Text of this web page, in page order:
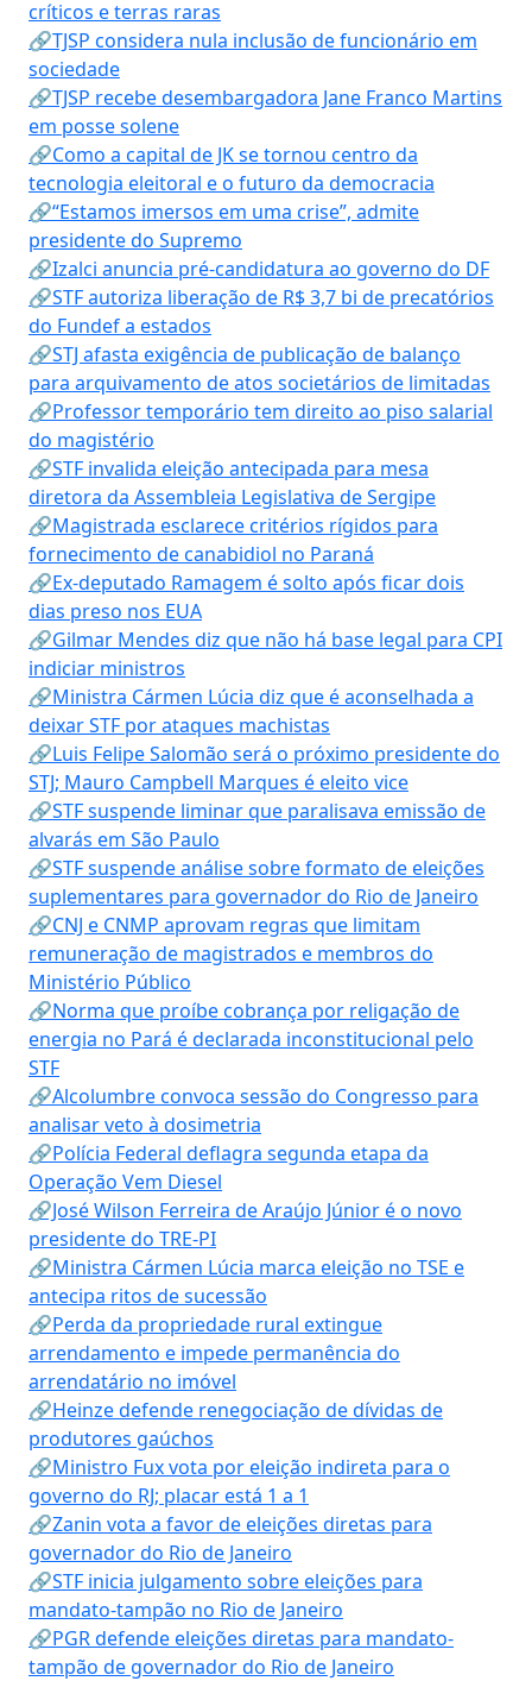
críticos e terras raras
🔗TJSP considera nula inclusão de funcionário em
sociedade
🔗TJSP recebe desembargadora Jane Franco Martins
em posse solene
🔗Como a capital de JK se tornou centro da
tecnologia eleitoral e o futuro da democracia
🔗“Estamos imersos em uma crise”, admite
presidente do Supremo
🔗Izalci anuncia pré-candidatura ao governo do DF
🔗STF autoriza liberação de R$ 3,7 bi de precatórios
do Fundef a estados
🔗STJ afasta exigência de publicação de balanço
para arquivamento de atos societários de limitadas
🔗Professor temporário tem direito ao piso salarial
do magistério
🔗STF invalida eleição antecipada para mesa
diretora da Assembleia Legislativa de Sergipe
🔗Magistrada esclarece critérios rígidos para
fornecimento de canabidiol no Paraná
🔗Ex-deputado Ramagem é solto após ficar dois
dias preso nos EUA
🔗Gilmar Mendes diz que não há base legal para CPI
indiciar ministros
🔗Ministra Cármen Lúcia diz que é aconselhada a
deixar STF por ataques machistas
🔗Luis Felipe Salomão será o próximo presidente do
STJ; Mauro Campbell Marques é eleito vice
🔗STF suspende liminar que paralisava emissão de
alvarás em São Paulo
🔗STF suspende análise sobre formato de eleições
suplementares para governador do Rio de Janeiro
🔗CNJ e CNMP aprovam regras que limitam
remuneração de magistrados e membros do
Ministério Público
🔗Norma que proíbe cobrança por religação de
energia no Pará é declarada inconstitucional pelo
STF
🔗Alcolumbre convoca sessão do Congresso para
analisar veto à dosimetria
🔗Polícia Federal deflagra segunda etapa da
Operação Vem Diesel
🔗José Wilson Ferreira de Araújo Júnior é o novo
presidente do TRE-PI
🔗Ministra Cármen Lúcia marca eleição no TSE e
antecipa ritos de sucessão
🔗Perda da propriedade rural extingue
arrendamento e impede permanência do
arrendatário no imóvel
🔗Heinze defende renegociação de dívidas de
produtores gaúchos
🔗Ministro Fux vota por eleição indireta para o
governo do RJ; placar está 1 a 1
🔗Zanin vota a favor de eleições diretas para
governador do Rio de Janeiro
🔗STF inicia julgamento sobre eleições para
mandato-tampão no Rio de Janeiro
🔗PGR defende eleições diretas para mandato-
tampão de governador do Rio de Janeiro